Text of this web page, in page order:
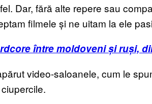
Dar, fără alte repere sau
filmele și ne uitam la ele
între moldoveni și ruși,
video-saloanele, cum le